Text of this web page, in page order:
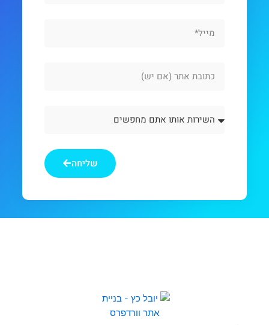
Url
אותו
שליחה